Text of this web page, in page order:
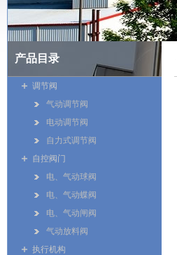
产品目录
调节阀
气动调节阀
电动调节阀
自力式调节阀
自控阀门
电、气动球阀
电、气动蝶阀
电、气动闸阀
气动放料阀
执行机构